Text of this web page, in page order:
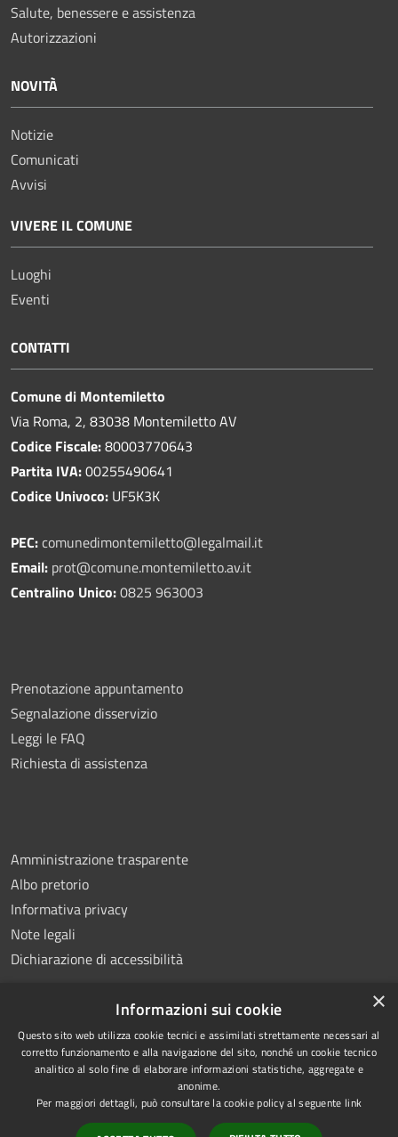
Salute, benessere e assistenza
Autorizzazioni
NOVITÀ
Notizie
Comunicati
Avvisi
VIVERE IL COMUNE
Luoghi
Eventi
CONTATTI
Comune di Montemiletto
Via Roma, 2, 83038 Montemiletto AV
Codice Fiscale:80003770643
Partita IVA:00255490641
Codice Univoco: UF5K3K
PEC:comunedimontemiletto@legalmail.it
Email: prot@comune.montemiletto.av.it
Centralino Unico:0825 963003
Prenotazione appuntamento
Segnalazione disservizio
Leggi le FAQ
Richiesta di assistenza
Amministrazione trasparente
Albo pretorio
Informativa privacy
Note legali
Dichiarazione di accessibilità
RSS
Accessibilità
Privacy
Copyright © 2026 • Comune di
Montemiletto • Powered by
Municipium•Accesso
redazione
×
Informazioni sui cookie
Questo sito web utilizza cookie tecnici e assimilati strettamente necessari al
corretto funzionamento e alla navigazione del sito, nonché un cookie tecnico
analitico al solo fine di elaborare informazioni statistiche, aggregate e
anonime.
Per maggiori dettagli, può consultare la cookie policy al seguente link